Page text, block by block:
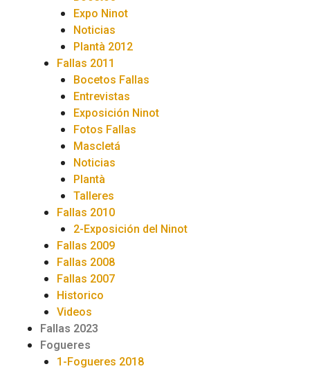
Expo Ninot
Noticias
Plantà 2012
Fallas 2011
Bocetos Fallas
Entrevistas
Exposición Ninot
Fotos Fallas
Mascletá
Noticias
Plantà
Talleres
Fallas 2010
2-Exposición del Ninot
Fallas 2009
Fallas 2008
Fallas 2007
Historico
Videos
Fallas 2023
Fogueres
1-Fogueres 2018